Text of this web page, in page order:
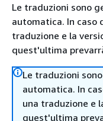
Le traduzioni sono
automatica. In
traduzione e la
quest'ultima
Le traduzioni
automatica. In
una traduzione e
quest'ultima